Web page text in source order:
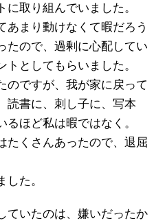
取り組んでいました。
あまり動けなくて暇だろう
たので、過剰に心配してい
としてもらいました。
のですが、我が家に戻って
読書に、刺し子に、写本
ほど私は暇ではなく。
たくさんあったので、退屈
た。
ていたのは、嫌いだったか